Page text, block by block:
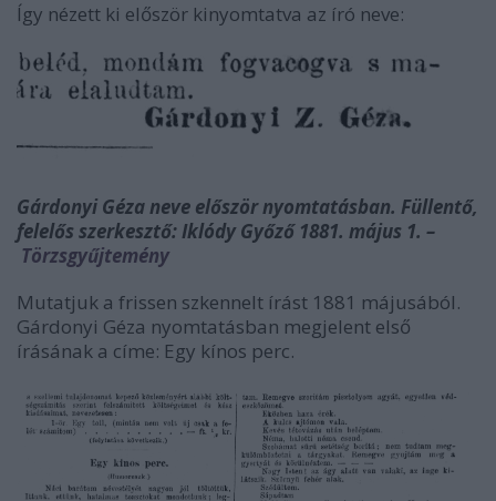
Így nézett ki először kinyomtatva az író neve:
Gárdonyi Géza neve először nyomtatásban. Füllentő,
felelős szerkesztő: Iklódy Győző 1881. május 1. –
Törzsgyűjtemény
Mutatjuk a frissen szkennelt írást 1881 májusából.
Gárdonyi Géza nyomtatásban megjelent első
írásának a címe: Egy kínos perc.